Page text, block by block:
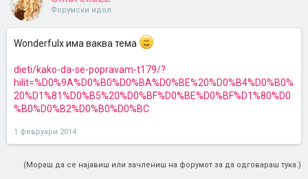
Форумски идол
Wonderfulx има ваква тема
dieti/kako-da-se-popravam-t179/?
hilit=%D0%9A%D0%B0%D0%BA%D0%BE%20%D0%B4%D0%B0%
20%D1%81%D0%B5%20%D0%BF%D0%BE%D0%BF%D1%80%D0
%B0%D0%B2%D0%B0%D0%BC
1 февруари 2014
(Мораш да се најавиш или зачлениш на форумот за да одговараш тука.)